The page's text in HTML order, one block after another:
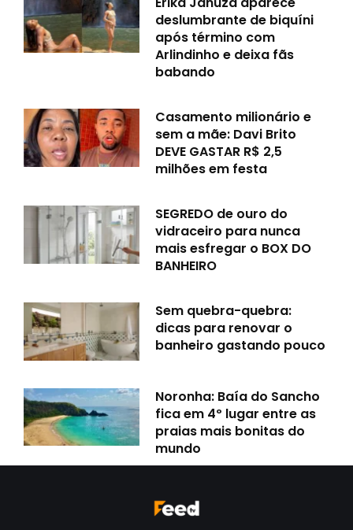
deslumbrante de biquíni
após término com
Arlindinho e deixa fãs
babando
Casamento milionário e
sem a mãe: Davi Brito
DEVE GASTAR R$ 2,5
milhões em festa
SEGREDO de ouro do
vidraceiro para nunca
mais esfregar o BOX DO
BANHEIRO
Sem quebra-quebra:
dicas para renovar o
banheiro gastando pouco
Noronha: Baía do Sancho
fica em 4º lugar entre as
praias mais bonitas do
mundo